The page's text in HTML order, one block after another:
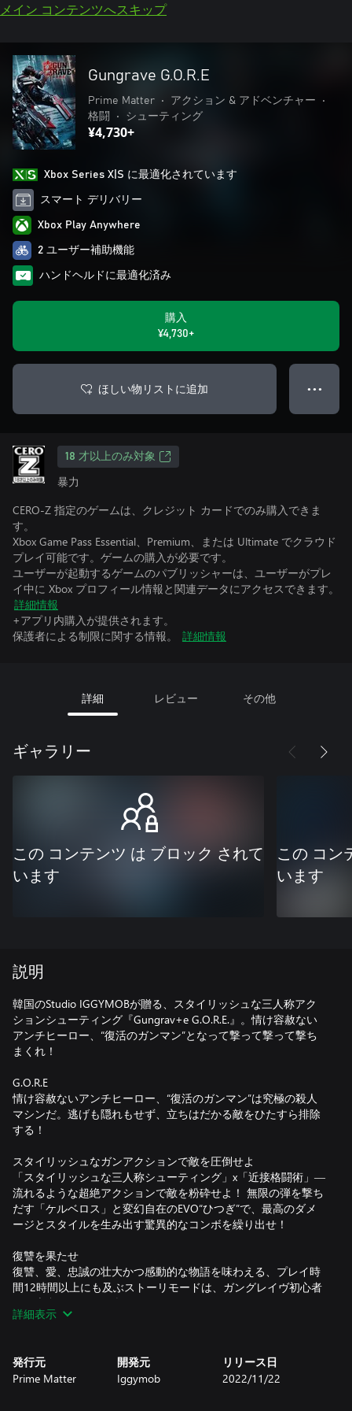
メイン コンテンツへスキップ
Gungrave G.O.R.E
Prime Matter • アクション & アドベンチャー
•
格闘
• シューティング
¥4,730+
Xbox Series X|S に最適化されています
スマート デリバリー
Xbox Play Anywhere
2 ユーザー補助機能
ハンドヘルドに最適化済み
購入
¥4,730+
ほしい物リストに追加 ● ● ●
18 才以上のみ対象
暴力
CERO-Z 指定のゲームは、クレジット カードでのみ購入できま
す。
Xbox Game Pass Essential、Premium、または Ultimate でクラウド
プレイ可能です。ゲームの購入が必要です。
ユーザーが起動するゲームのパブリッシャーは、ユーザーがプレ
イ中に Xbox プロフィール情報と関連データにアクセスできます。
詳細情報
+アプリ内購入が提供されます。
保護者による制限に関する情報。
詳細情報
詳細 レビュー その他
ギャラリー
この コンテンツ は ブロック されて
います
この コン
います
説明
韓国のStudio IGGYMOBが贈る、スタイリッシュな三人称アク
ションシューティング『Gungrav+e G.O.R.E.』。情け容赦ない
アンチヒーロー、“復活のガンマン”となって撃って撃って撃ち
まくれ！
G.O.R.E
情け容赦ないアンチヒーロー、“復活のガンマン”は究極の殺人
マシンだ。逃げも隠れもせず、立ちはだかる敵をひたすら排除
する！
スタイリッシュなガンアクションで敵を圧倒せよ
「スタイリッシュな三人称シューティング」x「近接格闘術」―
流れるような超絶アクションで敵を粉砕せよ！ 無限の弾を撃ち
だす「ケルベロス」と変幻自在のEVO“ひつぎ”で、最高のダメ
ージとスタイルを生み出す驚異的なコンボを繰り出せ！
復讐を果たせ
復讐、愛、忠誠の壮大かつ感動的な物語を味わえる、プレイ時
間12時間以上にも及ぶストーリモードは、ガングレイヴ初心者
から古参ファンまで楽しめる！
間12時間以上にも及ぶストーリモードは、ガングレイヴ初心者
から古参ファンまで楽しめる！
詳細表示
発行元
Prime Matter
開発元
Iggymob
リリース日
2022/11/22